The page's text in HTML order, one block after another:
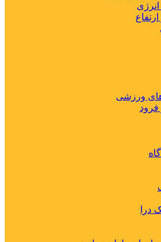
انرژی
ورزشی
فرود
درا